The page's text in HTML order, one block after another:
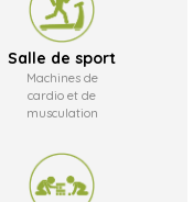
Salle de sport
Machines de
cardio et de
musculation